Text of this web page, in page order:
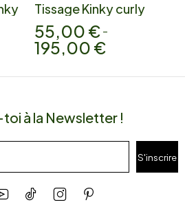
Tissage Kinky curly
55,00 € –
195,00 €
à la Newsletter !
S'inscrire